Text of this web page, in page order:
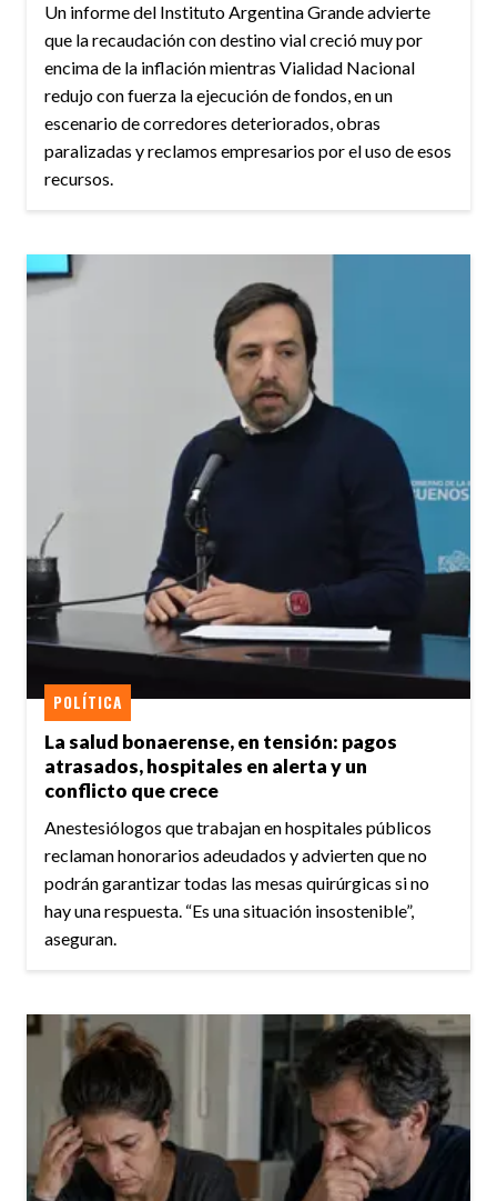
Un informe del Instituto Argentina Grande advierte
que la recaudación con destino vial creció muy por
encima de la inflación mientras Vialidad Nacional
redujo con fuerza la ejecución de fondos, en un
escenario de corredores deteriorados, obras
paralizadas y reclamos empresarios por el uso de esos
recursos.
La salud bonaerense, en tensión: pagos
atrasados, hospitales en alerta y un
conflicto que crece
POLÍTICA
Anestesiólogos que trabajan en hospitales públicos
reclaman honorarios adeudados y advierten que no
podrán garantizar todas las mesas quirúrgicas si no
hay una respuesta. “Es una situación insostenible”,
aseguran.